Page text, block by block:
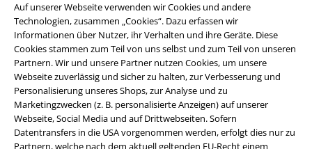
Auf unserer Webseite verwenden wir Cookies und andere
Technologien, zusammen „Cookies“. Dazu erfassen wir
Informationen über Nutzer, ihr Verhalten und ihre Geräte. Diese
Cookies stammen zum Teil von uns selbst und zum Teil von unseren
Partnern. Wir und unsere Partner nutzen Cookies, um unsere
Webseite zuverlässig und sicher zu halten, zur Verbesserung und
Personalisierung unseres Shops, zur Analyse und zu
Marketingzwecken (z. B. personalisierte Anzeigen) auf unserer
Webseite, Social Media und auf Drittwebseiten. Sofern
Datentransfers in die USA vorgenommen werden, erfolgt dies nur zu
Partnern, welche nach dem aktuell geltenden EU-Recht einem
Rechtliches